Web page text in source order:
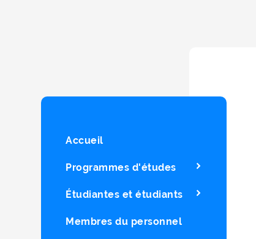
Accueil
Programmes d'études
Étudiantes et étudiants
Membres du personnel